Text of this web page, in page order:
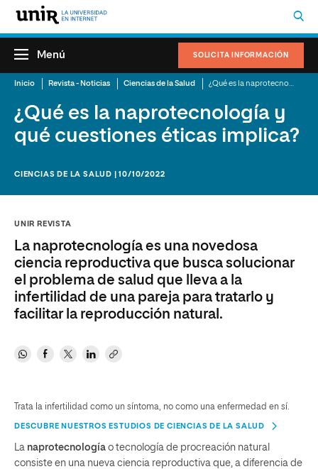
SOLICITA INFORMACIÓN
Menú
Inicio Revista - Noticias Ciencias de la Salud
¿Qué es la naprotecnología y
qué cuestiones éticas implica?
CIENCIAS DE LA SALUD | 10/10/2022
UNIR REVISTA
La naprotecnología es una novedosa
ciencia reproductiva que busca solucionar
el problema de salud que lleva a la
infertilidad de una pareja para tratarlo y
facilitar la reproducción natural.
Trata la infertilidad como un síntoma, no como una enfermedad en sí.
DESCUBRE NUESTROS ESTUDIOS DE CIENCIAS DE LA SALUD
La naprotecnología o tecnología de procreación natural
consiste en una nueva ciencia reproductiva que, a diferencia de